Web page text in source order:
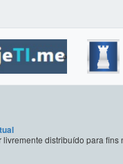
distribuído para